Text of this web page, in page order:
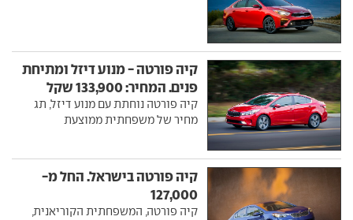
קיה פורטה - מנוע דיזל ומתיחת
פנים. המחיר: 133,900 שקל
קיה פורטה נוחתת עם מנוע דיזל, תג
מחיר של משפחתית ממוצעת
קיה פורטה בישראל. החל מ-
127,000
קיה פורטה, המשפחתית הקוריאנית,